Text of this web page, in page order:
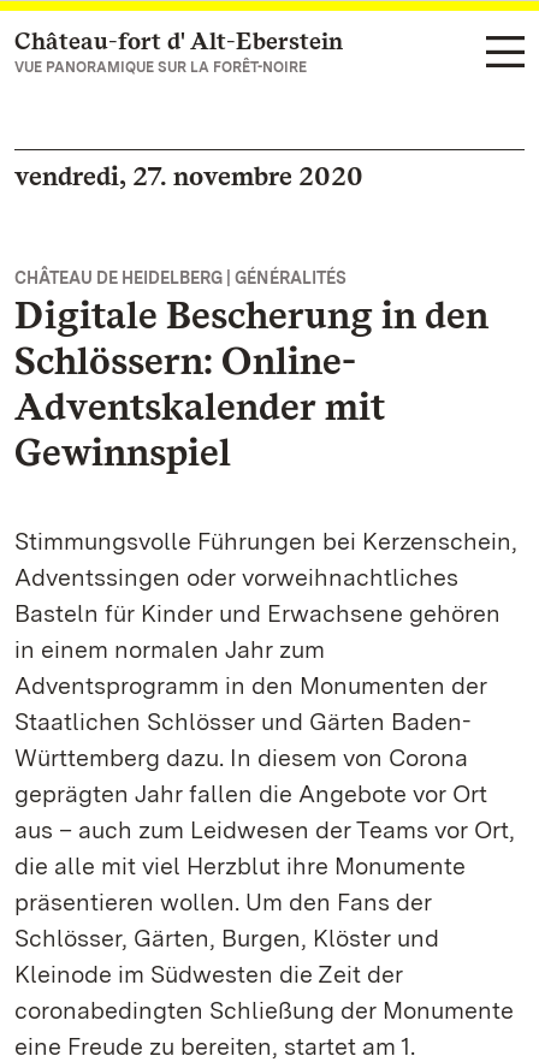
Vers la page d’accueil
Château-fort d' Alt-Eberstein
VUE PANORAMIQUE SUR LA FORÊT-NOIRE
vendredi, 27. novembre 2020
CHÂTEAU DE HEIDELBERG | GÉNÉRALITÉS
Digitale Bescherung in den
Schlössern: Online-
Adventskalender mit
Gewinnspiel
Stimmungsvolle Führungen bei Kerzenschein,
Adventssingen oder vorweihnachtliches
Basteln für Kinder und Erwachsene gehören
in einem normalen Jahr zum
Adventsprogramm in den Monumenten der
Staatlichen Schlösser und Gärten Baden-
Württemberg dazu. In diesem von Corona
geprägten Jahr fallen die Angebote vor Ort
aus – auch zum Leidwesen der Teams vor Ort,
die alle mit viel Herzblut ihre Monumente
präsentieren wollen. Um den Fans der
Schlösser, Gärten, Burgen, Klöster und
Kleinode im Südwesten die Zeit der
coronabedingten Schließung der Monumente
eine Freude zu bereiten, startet am 1.